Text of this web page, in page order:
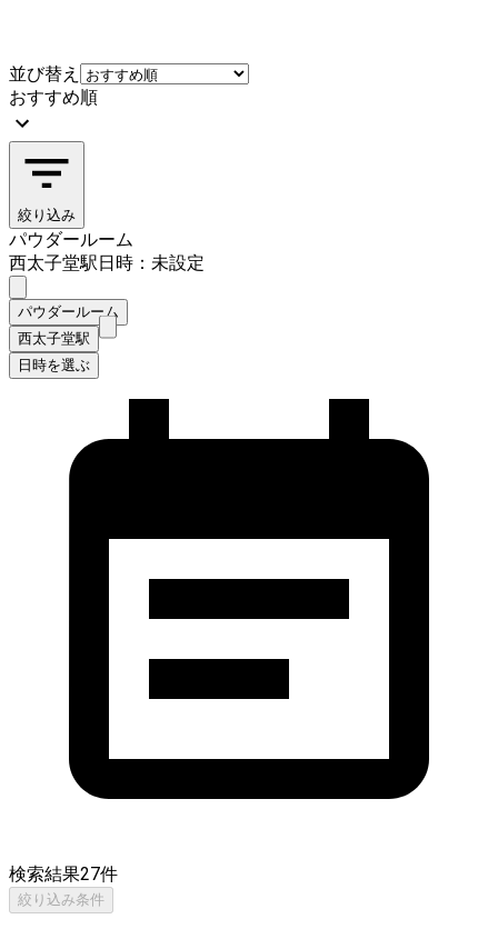
並び替え
おすすめ順
絞り込み
パウダールーム
西太子堂駅日時：未設定
パウダールーム
西太子堂駅
日時を選ぶ
検索結果27件
絞り込み条件